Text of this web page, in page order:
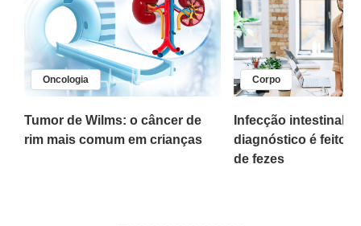
Oncologia
Tumor de Wilms: o câncer de
rim mais comum em crianças
Corpo
Infecção intestinal
diagnóstico é feito
de fezes